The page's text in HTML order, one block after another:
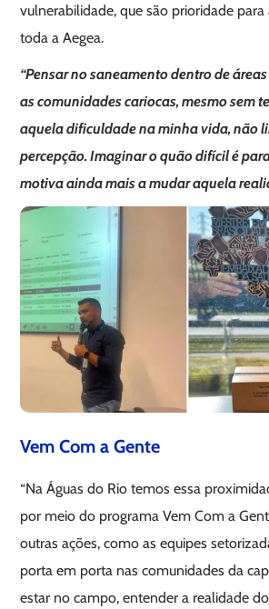
vulnerabilidade, que são prioridade para
toda a Aegea.
“Pensar no saneamento dentro de
as comunidades cariocas, mesmo sem
aquela dificuldade na minha vida, não
percepção. Imaginar o quão difícil é
motiva ainda mais a mudar aquela
Vem Com a Gente
“Na Águas do Rio temos essa
por meio do programa Vem Com a
outras ações, como as equipes
porta em porta nas comunidades da
estar no campo, entender a realidade